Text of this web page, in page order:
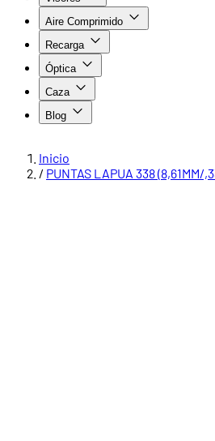
Aire Comprimido
Recarga
Óptica
Caza
Blog
Inicio
/ PUNTAS LAPUA 338 (8,61MM/